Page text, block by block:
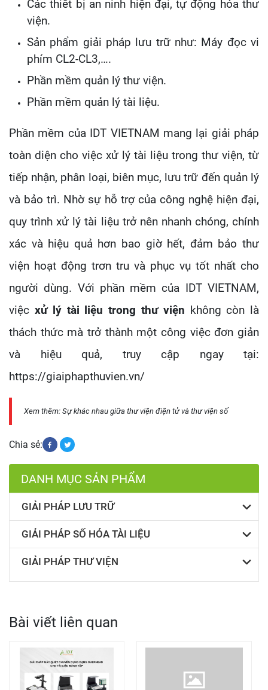
Các thiết bị an ninh hiện đại, tự động hóa thư
viện.
Sản phẩm giải pháp lưu trữ như: Máy đọc vi
phím CL2-CL3,….
Phần mềm quản lý thư viện.
Phần mềm quản lý tài liệu.
Phần mềm của IDT VIETNAM mang lại giải pháp
toàn diện cho việc xử lý tài liệu trong thư viện, từ
tiếp nhận, phân loại, biên mục, lưu trữ đến quản lý
và bảo trì. Nhờ sự hỗ trợ của công nghệ hiện đại,
quy trình xử lý tài liệu trở nên nhanh chóng, chính
xác và hiệu quả hơn bao giờ hết, đảm bảo thư
viện hoạt động trơn tru và phục vụ tốt nhất cho
người dùng. Với phần mềm của IDT VIETNAM,
việc xử lý tài liệu trong thư viện không còn là
thách thức mà trở thành một công việc đơn giản
và hiệu quả, truy cập ngay tại:
https://giaiphapthuvien.vn/
Xem thêm: Sự khác nhau giữa thư viện điện tử và thư viện số
Chia sẻ:
DANH MỤC SẢN PHẨM
GIẢI PHÁP LƯU TRỮ
GIẢI PHÁP SỐ HÓA TÀI LIỆU
GIẢI PHÁP THƯ VIỆN
Bài viết liên quan